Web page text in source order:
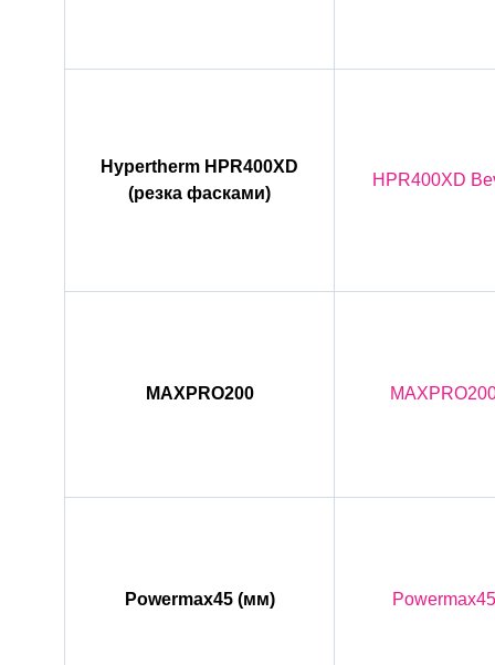
Hypertherm HPR400XD
(резка фасками)
HPR400XD
MAXPRO200
Powermax45 (мм)